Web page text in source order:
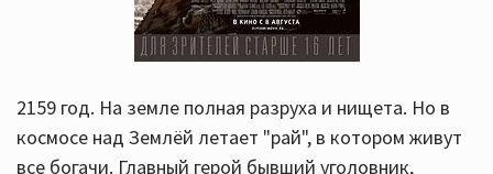
2159 год. На земле полная разруха и нищета. Но в
космосе над Землёй летает "рай", в котором живут
все богачи. Главный герой бывший уголовник,